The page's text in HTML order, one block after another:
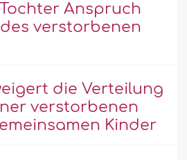
Anspruch
verstorbenen
die Verteilung
verstorbenen
Kinder